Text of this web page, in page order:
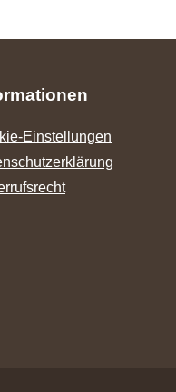
Einstellungen